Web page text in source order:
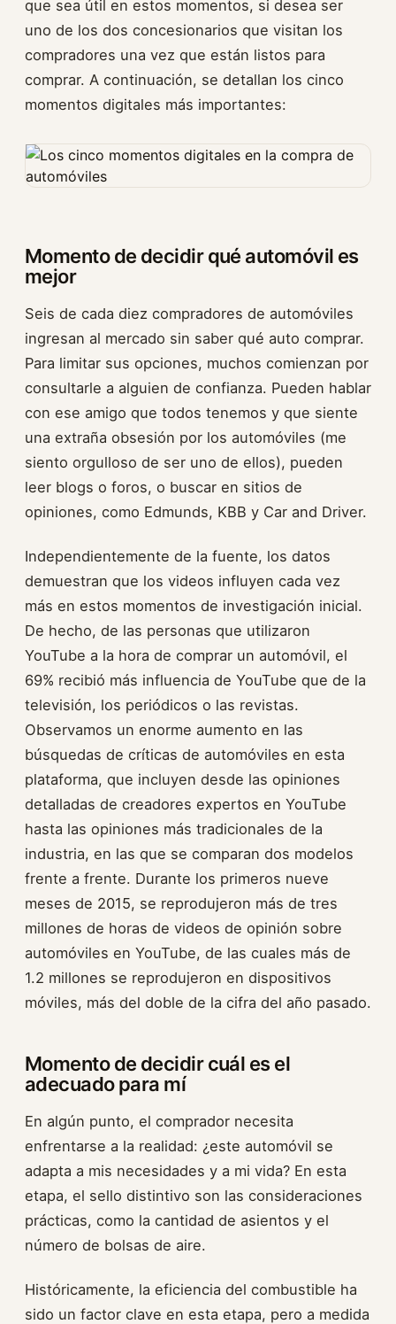
que sea útil en estos momentos, si desea ser
uno de los dos concesionarios que visitan los
compradores una vez que están listos para
comprar. A continuación, se detallan los cinco
momentos digitales más importantes:
Momento de decidir qué automóvil es
mejor
Seis de cada diez compradores de automóviles
ingresan al mercado sin saber qué auto comprar.
Para limitar sus opciones, muchos comienzan por
consultarle a alguien de confianza. Pueden hablar
con ese amigo que todos tenemos y que siente
una extraña obsesión por los automóviles (me
siento orgulloso de ser uno de ellos), pueden
leer blogs o foros, o buscar en sitios de
opiniones, como Edmunds, KBB y Car and Driver.
Independientemente de la fuente, los datos
demuestran que los videos influyen cada vez
más en estos momentos de investigación inicial.
De hecho, de las personas que utilizaron
YouTube a la hora de comprar un automóvil, el
69% recibió más influencia de YouTube que de la
televisión, los periódicos o las revistas.
Observamos un enorme aumento en las
búsquedas de críticas de automóviles en esta
plataforma, que incluyen desde las opiniones
detalladas de creadores expertos en YouTube
hasta las opiniones más tradicionales de la
industria, en las que se comparan dos modelos
frente a frente. Durante los primeros nueve
meses de 2015, se reprodujeron más de tres
millones de horas de videos de opinión sobre
automóviles en YouTube, de las cuales más de
1.2 millones se reprodujeron en dispositivos
móviles, más del doble de la cifra del año pasado.
Momento de decidir cuál es el
adecuado para mí
En algún punto, el comprador necesita
enfrentarse a la realidad: ¿este automóvil se
adapta a mis necesidades y a mi vida? En esta
etapa, el sello distintivo son las consideraciones
prácticas, como la cantidad de asientos y el
número de bolsas de aire.
Históricamente, la eficiencia del combustible ha
sido un factor clave en esta etapa, pero a medida